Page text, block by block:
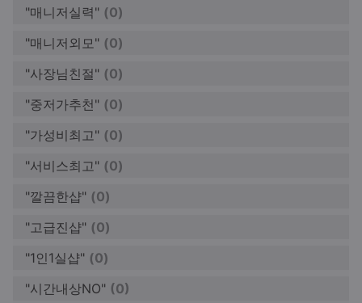
"매니저실력" (0)
"매니저외모" (0)
"사장님친절" (0)
"중저가추천" (0)
"가성비최고" (0)
"서비스최고" (0)
"깔끔한샵" (0)
"고급진샵" (0)
"1인1실샵" (0)
"시간내상NO" (0)